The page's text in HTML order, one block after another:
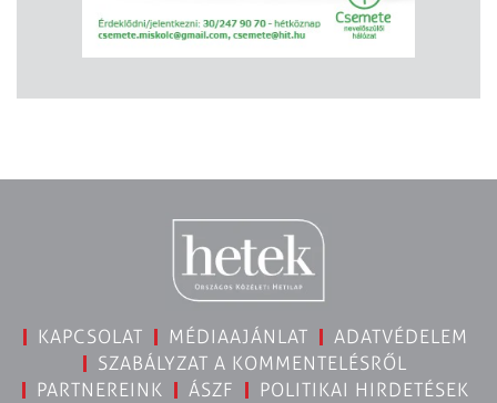
KAPCSOLAT MÉDIAAJÁNLAT
ADATVÉDELEM
SZABÁLYZAT A KOMMENTELÉSRŐL
PARTNEREINK
ÁSZF
POLITIKAI HIRDETÉSEK